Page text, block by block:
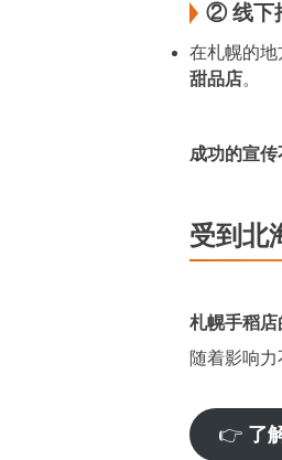
② 线下
在札幌的地
甜品店。
成功的宣
受到北
札幌手稻
随着影响
👉 了